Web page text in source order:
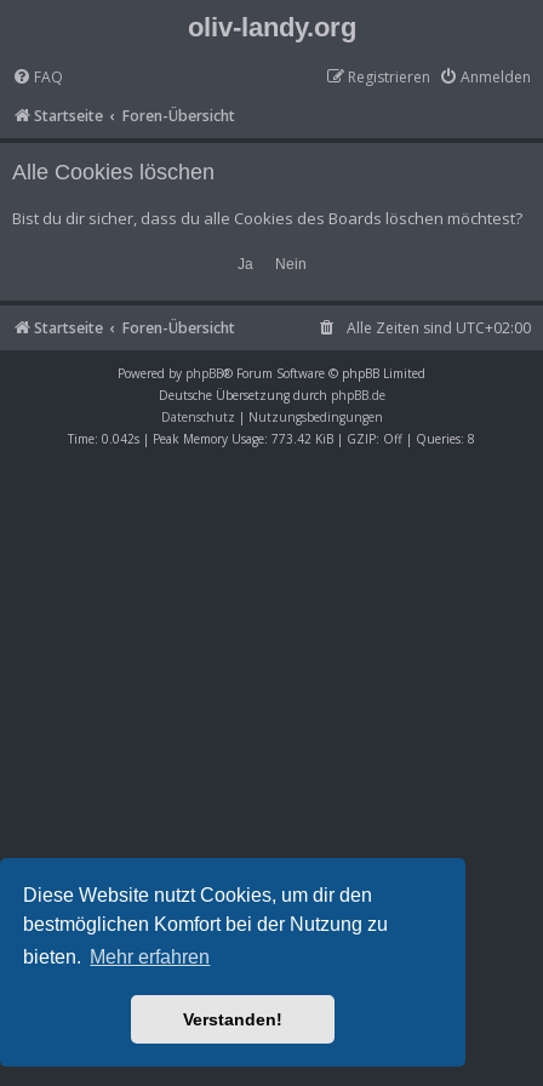
Diese Website nutzt Cookies, um dir den
bestmöglichen Komfort bei der Nutzung zu
bieten. Mehr erfahren
Verstanden!
oliv-landy.org
FAQ Anmelden
Registrieren
Startseite
Foren-Übersicht
Alle Cookies löschen
Bist du dir sicher, dass du alle Cookies des Boards löschen möchtest?
Startseite Foren-Übersicht Alle Zeiten sind UTC+02:00
Powered by phpBB® Forum Software © phpBB Limited
Deutsche Übersetzung durch phpBB.de
Datenschutz | Nutzungsbedingungen
Time: 0.042s | Peak Memory Usage: 773.42 KiB | GZIP: Off | Queries: 8